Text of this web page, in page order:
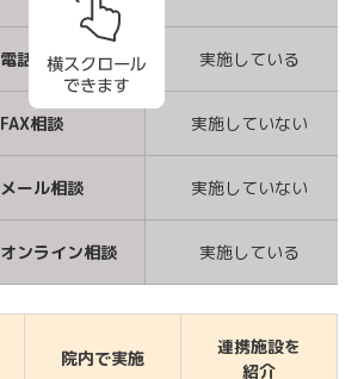
電話相談 実施している
FAX相談 実施していない
メール相談 実施していない
オンライン相談 実施している
院内で実施
連携施設を
紹介